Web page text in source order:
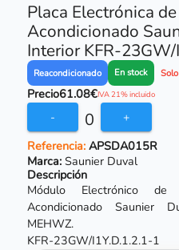
Placa Electrónica
Acondicionado
Interior KFR-
Reacondicionado En stock
Precio61.08€IVA 21% incluido
- 0 +
Referencia:APSDA015R
Marca: Saunier Duval
Descripción
Módulo Electrónico
Acondicionado Saunier
MEHWZ.
KFR-23GW/I1Y.D.1.2.1-1